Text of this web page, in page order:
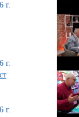
г.
г.
г.